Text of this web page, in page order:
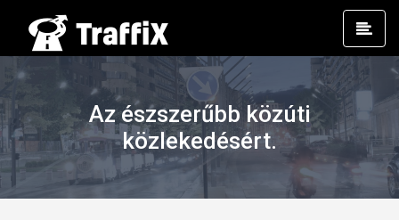
Az észszerűbb közúti
közlekedésért.